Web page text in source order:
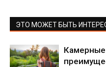
ЭТО МОЖЕТ БЫТЬ